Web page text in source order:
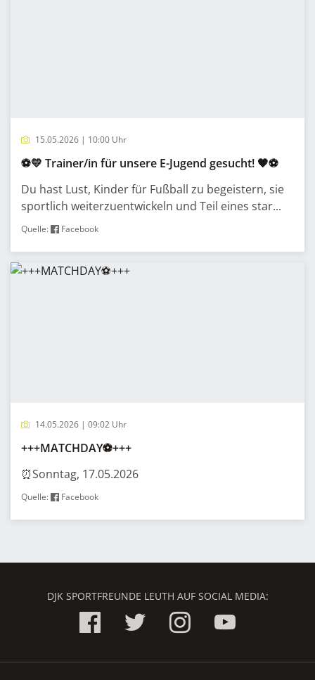
15.05.2026 | 10:00 Uhr
⚽💛 Trainer/in für unsere E-Jugend gesucht! 🖤⚽
Du hast Lust, Kinder für Fußball zu begeistern, sie
sportlich weiterzuentwickeln und Teil eines star...
Quelle: Facebook
14.05.2026 | 09:02 Uhr
+++MATCHDAY⚽️+++
⏰Sonntag, 17.05.2026
Quelle: Facebook
DJK SPORTFREUNDE LEUTH AUF SOCIAL MEDIA: